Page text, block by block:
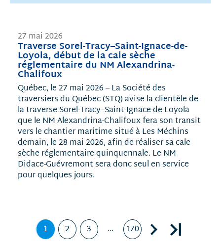
Traverse Sorel-Tracy–Saint-Ignace-de-
Loyola, début de la cale sèche
réglementaire du NM Alexandrina-
Chalifoux
27 mai 2026
Québec, le 27 mai 2026 – La Société des
traversiers du Québec (STQ) avise la clientèle de
la traverse Sorel-Tracy–Saint-Ignace-de-Loyola
que le NM Alexandrina-Chalifoux fera son transit
vers le chantier maritime situé à Les Méchins
demain, le 28 mai 2026, afin de réaliser sa cale
sèche réglementaire quinquennale. Le NM
Didace-Guévremont sera donc seul en service
pour quelques jours.
Page
1
,
page
Page
2 Page
3 … Page
170 Page suivante, page 2 Dernière page, page 170